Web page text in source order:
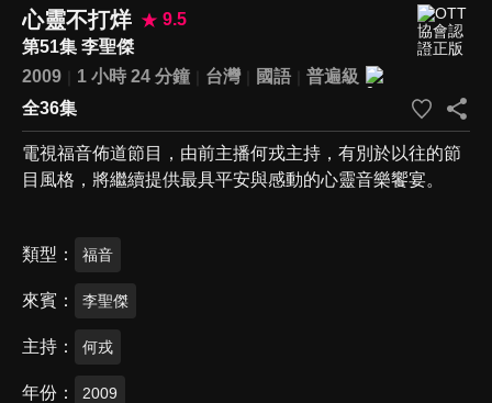
心靈不打烊
9.5
第51集 李聖傑
2009
1 小時 24 分鐘 台灣 國語
普遍級
全36集
電視福音佈道節目，由前主播何戎主持，有別於以往的節
目風格，將繼續提供最具平安與感動的心靈音樂饗宴。
類型 福音
來賓 李聖傑
主持 何戎
年份 2009